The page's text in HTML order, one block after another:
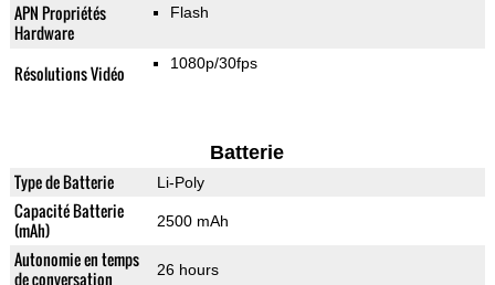
APN Propriétés
Hardware
Flash
Résolutions Vidéo 1080p/30fps
Batterie
Type de Batterie Li-Poly
Capacité Batterie
(mAh)
2500 mAh
Autonomie en temps
de conversation
26 hours